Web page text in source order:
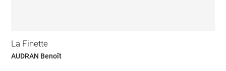
La Finette
AUDRAN Benoît